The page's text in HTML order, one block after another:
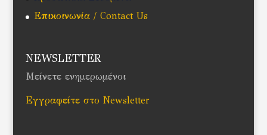
Επικοινωνία / Contact Us
NEWSLETTER
Μείνετε ενημερωμένοι
Εγγραφείτε στο Newsletter